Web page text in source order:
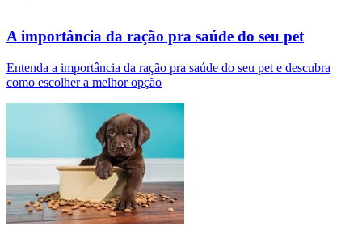
A importância da ração pra saúde do seu pet
Entenda a importância da ração pra saúde do seu pet e descubra
como escolher a melhor opção